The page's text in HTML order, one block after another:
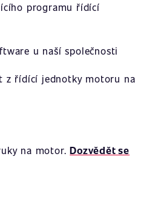
programu řídící
u naší společnosti
z řídící jednotky motoru na
na motor.Dozvědět se